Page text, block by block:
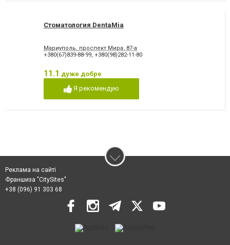
Стоматология DentaMia
Мариуполь, проспект Мира, 87-а
+380(67)839-88-99, +380(98)282-11-80
11.1 дуже добре
Я рекомендую
Реклама на сайті
Франшиза "CitySites"
+38 (096) 91 303 68